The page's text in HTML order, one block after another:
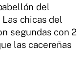
del
chicas del
segundas con 2
las cacereñas